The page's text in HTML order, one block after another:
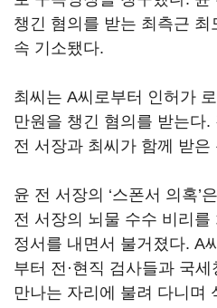
챙긴 혐의를 받는 최측근
속 기소됐다.
최씨는 A씨로부터 인허가
만원을 챙긴 혐의를 받는다
전 서장과 최씨가 함께 받은
윤 전 서장의 ‘스폰서 의혹’
전 서장의 뇌물 수수 비리
정서를 내면서 불거졌다. A
부터 전·현직 검사들과 국
만나는 자리에 불려 다니며